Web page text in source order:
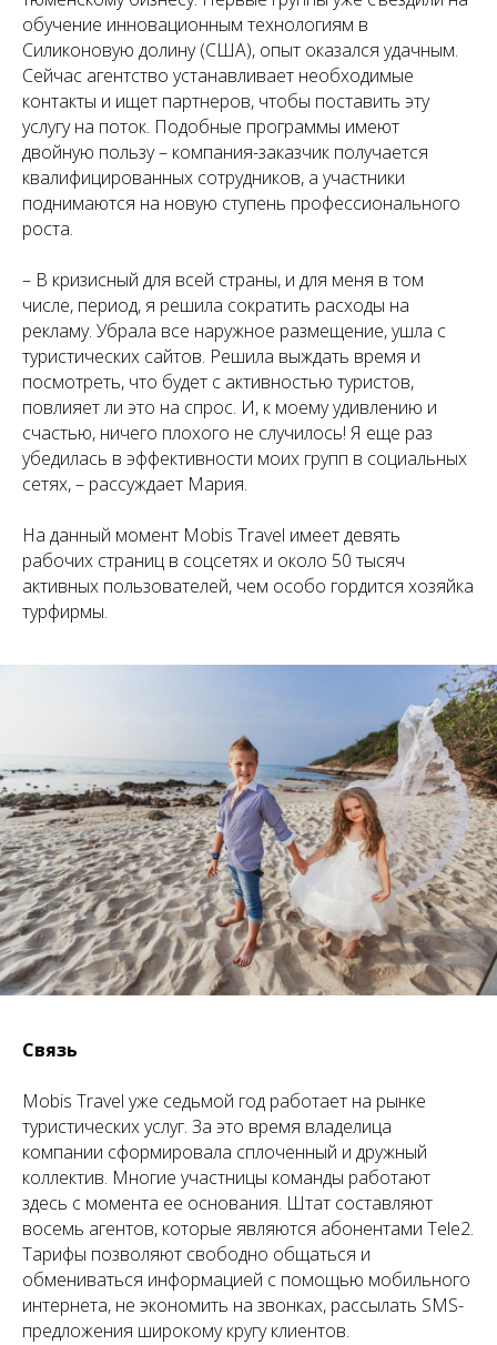
обучение инновационным технологиям в
Силиконовую долину (США), опыт оказался удачным.
Сейчас агентство устанавливает необходимые
контакты и ищет партнеров, чтобы поставить эту
услугу на поток. Подобные программы имеют
двойную пользу – компания-заказчик получается
квалифицированных сотрудников, а участники
поднимаются на новую ступень профессионального
роста.
– В кризисный для всей страны, и для меня в том
числе, период, я решила сократить расходы на
рекламу. Убрала все наружное размещение, ушла с
туристических сайтов. Решила выждать время и
посмотреть, что будет с активностью туристов,
повлияет ли это на спрос. И, к моему удивлению и
счастью, ничего плохого не случилось! Я еще раз
убедилась в эффективности моих групп в социальных
сетях, – рассуждает Мария.
На данный момент Mobis Travel имеет девять
рабочих страниц в соцсетях и около 50 тысяч
активных пользователей, чем особо гордится хозяйка
турфирмы.
Связь
Mobis Travel уже седьмой год работает на рынке
туристических услуг. За это время владелица
компании сформировала сплоченный и дружный
коллектив. Многие участницы команды работают
здесь с момента ее основания. Штат составляют
восемь агентов, которые являются абонентами Tele2.
Тарифы позволяют свободно общаться и
обмениваться информацией с помощью мобильного
интернета, не экономить на звонках, рассылать SMS-
предложения широкому кругу клиентов.